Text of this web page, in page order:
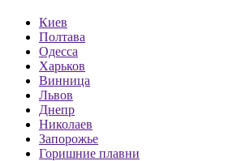
Киев
Полтава
Одесса
Харьков
Винница
Львов
Днепр
Николаев
Запорожье
Горишние плавни